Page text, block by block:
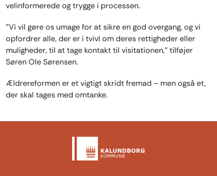
velinformerede og trygge i processen.
"Vi vil gøre os umage for at sikre en god overgang, og vi
opfordrer alle, der er i tvivl om deres rettigheder eller
muligheder, til at tage kontakt til visitationen,” tilføjer
Søren Ole Sørensen.
Ældrereformen er et vigtigt skridt fremad – men også et,
der skal tages med omtanke.